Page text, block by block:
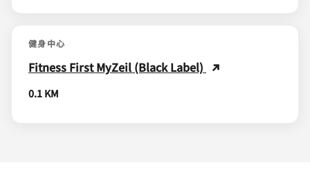
健身中心
Fitness First MyZeil (Black Label)
0.1 KM